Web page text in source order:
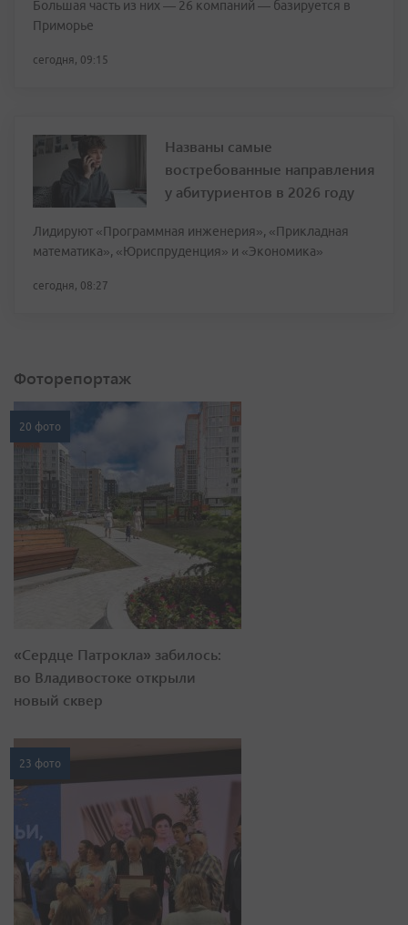
Большая часть из них — 26 компаний — базируется в
Приморье
сегодня, 09:15
Названы самые
востребованные направления
у абитуриентов в 2026 году
Лидируют «Программная инженерия», «Прикладная
математика», «Юриспруденция» и «Экономика»
сегодня, 08:27
Фоторепортаж
20 фото
«Сердце Патрокла» забилось:
во Владивостоке открыли
новый сквер
23 фото